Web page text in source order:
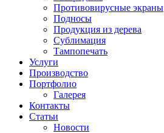
Противовирусные экраны
Подносы
Продукция из дерева
Сублимация
Тампопечать
Услуги
Производство
Портфолио
Галерея
Контакты
Статьи
Новости